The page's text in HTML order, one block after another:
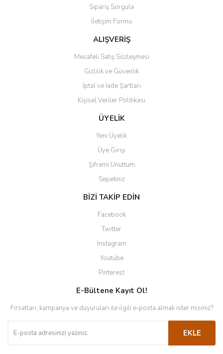
Ürün bilgilerinde hatalar bulunuyor.
Ürün fiyatı diğer sitelerden daha pahalı.
Bu ürüne benzer farklı alternatifler olmalı.
Gönder
Sipariş Sorgula
İletişim Formu
ALIŞVERİŞ
Mesafeli Satış Sözleşmesi
Gizlilik ve Güvenlik
İptal ve İade Şartları
Kişisel Veriler Politikası
ÜYELİK
Yeni Üyelik
Üye Girişi
Şifremi Unuttum
Sepetiniz
BİZİ TAKİP EDİN
Facebook
Twitter
Instagram
Youtube
Pinterest
E-Bültene Kayıt Ol!
Fırsatları, kampanya ve duyuruları ile ilgili e-posta almak ister misiniz?
EKLE